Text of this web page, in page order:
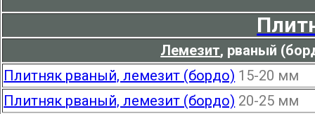
Лемезит, рваный
Плитняк рваный, лемезит (бордо) 15-20 мм
Плитняк рваный, лемезит (бордо) 20-25 мм